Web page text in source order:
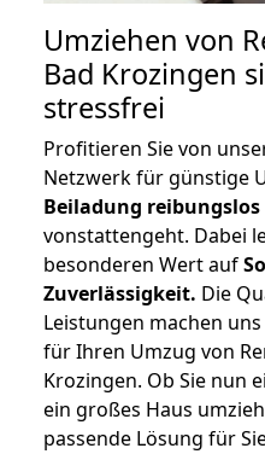
Umziehen von
Bad Krozingen
stressfrei
Profitieren Sie von
Netzwerk für günstige
Beiladung
vonstattengeht. Dabei
besonderen Wert auf
Zuverlässigkeit. Die
Leistungen machen
für Ihren Umzug von
Krozingen. Ob Sie nun
ein großes Haus
passende Lösung für